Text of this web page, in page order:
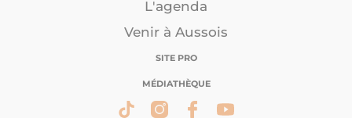
L'agenda
Venir à Aussois
SITE PRO
MÉDIATHÈQUE